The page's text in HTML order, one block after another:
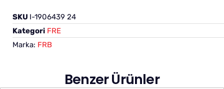
SKU I-1906439 24
Kategori FRE
Marka: FRB
Benzer Ürünler